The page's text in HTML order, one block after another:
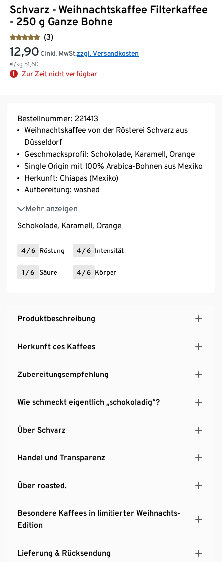
Schvarz - Weihnachtskaffee Filterkaffee
- 250 g Ganze Bohne
(3)
12,90 €
€/kg 51,60
inkl. MwSt.zzgl. Versandkosten
Zur Zeit nicht verfügbar
Bestellnummer: 221413
Weihnachtskaffee von der Rösterei Schvarz aus
Düsseldorf
Geschmacksprofil: Schokolade, Karamell, Orange
Single Origin mit 100% Arabica-Bohnen aus Mexiko
Herkunft: Chiapas (Mexiko)
Aufbereitung: washed
Mehr anzeigen
Varietät: Garnica Roja, Tipica, Bourbon, Caturra
Perfekt als Weihnachtsgeschenk!
Schokolade, Karamell, Orange
4/6 Röstung 4/6 Intensität
1 /6 Säure 4/6 Körper
Produktbeschreibung
Herkunft des Kaffees
Zubereitungsempfehlung
Wie schmeckt eigentlich „schokoladig“?
Über Schvarz
Handel und Transparenz
Über roasted.
Besondere Kaffees in limitierter Weihnachts-
Edition
Lieferung & Rücksendung